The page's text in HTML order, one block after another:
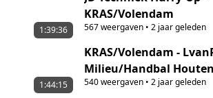
KRAS/Volendam
567weergaven• 2 jaar geleden
1:39:36
KRAS/Volendam -
Milieu/Handbal Houten
540weergaven• 2 jaar geleden
1:44:15